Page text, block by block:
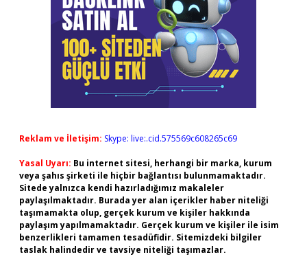
Reklam ve İletişim: Skype: live:.cid.575569c608265c69
Yasal Uyarı: Bu internet sitesi, herhangi bir marka, kurum
veya şahıs şirketi ile hiçbir bağlantısı bulunmamaktadır.
Sitede yalnızca kendi hazırladığımız makaleler
paylaşılmaktadır. Burada yer alan içerikler haber niteliği
taşımamakta olup, gerçek kurum ve kişiler hakkında
paylaşım yapılmamaktadır. Gerçek kurum ve kişiler ile isim
benzerlikleri tamamen tesadüfidir. Sitemizdeki bilgiler
taslak halindedir ve tavsiye niteliği taşımazlar.